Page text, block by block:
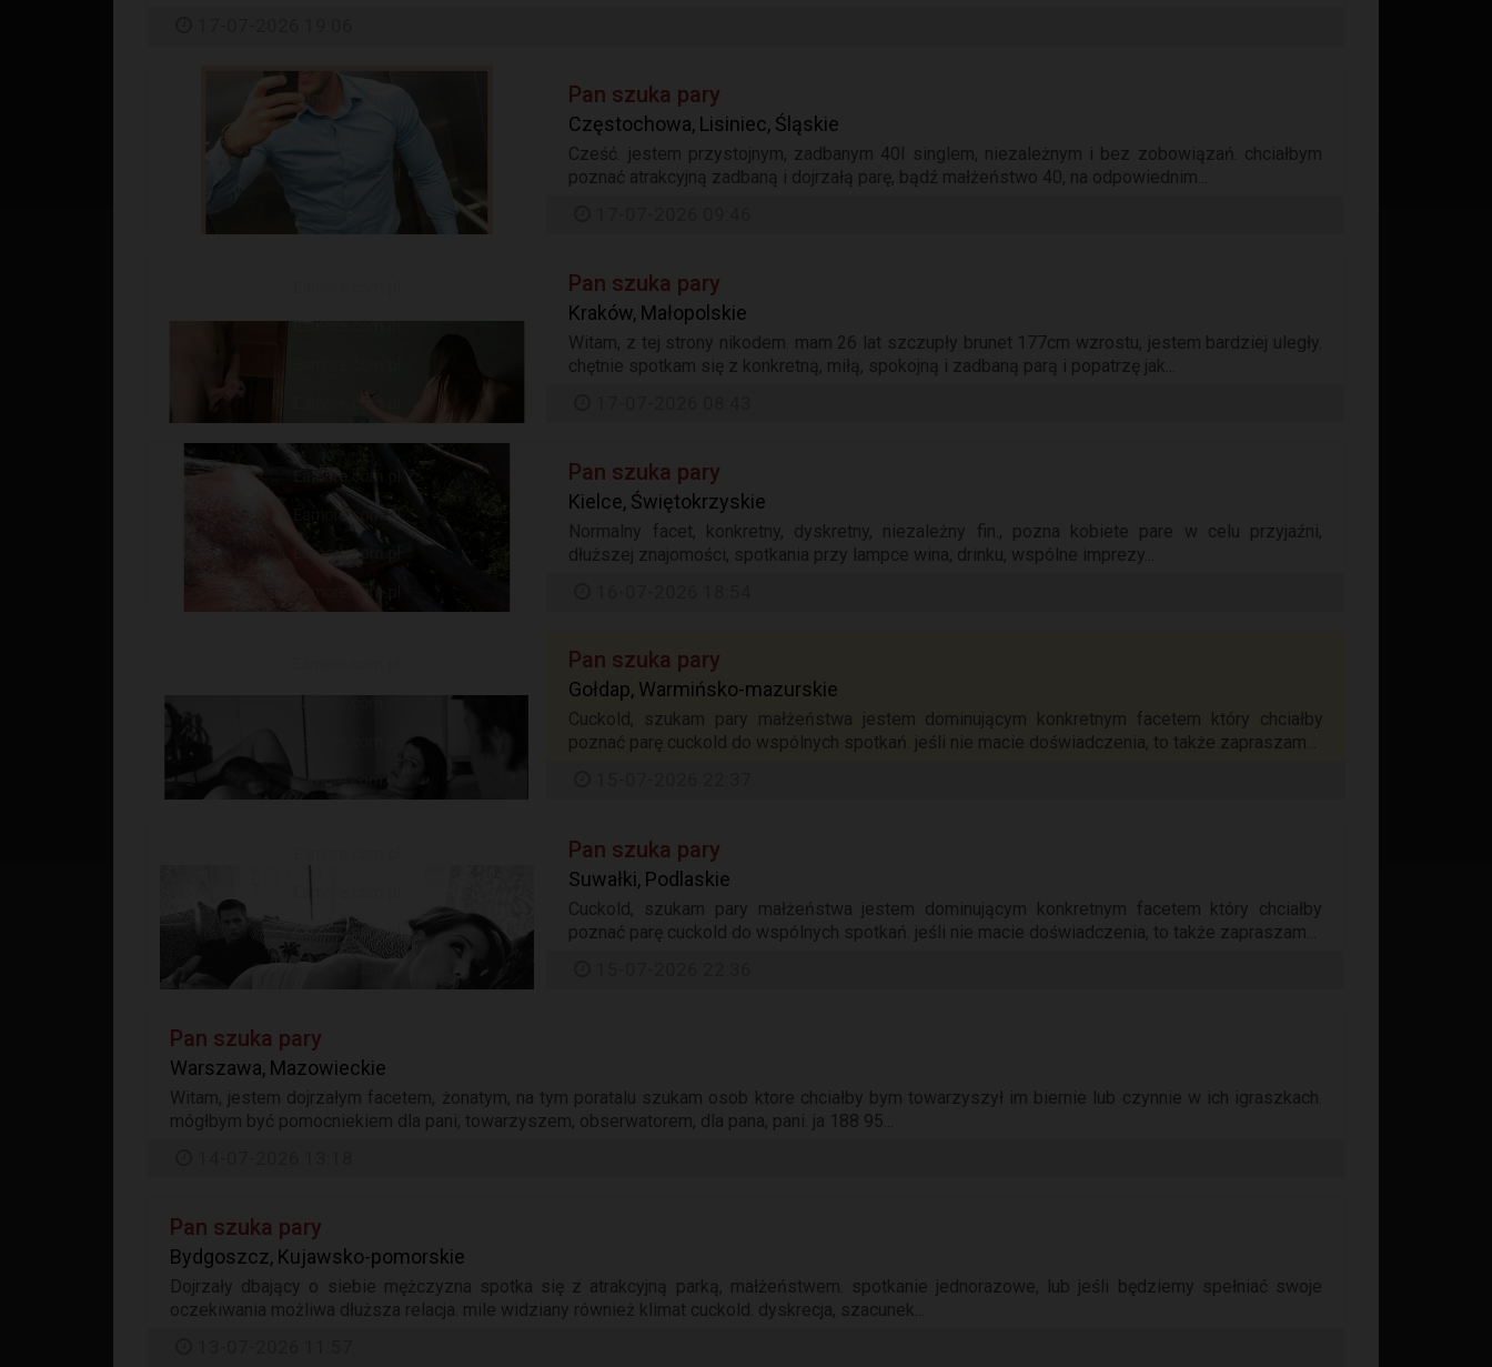
Pan szuka pary
Częstochowa, Lisiniec, Śląskie
Cześć. jestem przystojnym, zadbanym 40l singlem, niezależnym i bez zobowiązań. chciałbym
poznać atrakcyjną zadbaną i dojrzałą parę, bądź małżeństwo 40, na odpowiednim...
Pan szuka pary
Kraków, Małopolskie
Witam, z tej strony nikodem. mam 26 lat szczupły brunet 177cm wzrostu, jestem bardziej uległy.
chętnie spotkam się z konkretną, miłą, spokojną i zadbaną parą i popatrzę jak...
Pan szuka pary
Kielce, Świętokrzyskie
Normalny facet, konkretny, dyskretny, niezależny fin., pozna kobiete pare w celu przyjaźni,
dłuższej znajomości, spotkania przy lampce wina, drinku, wspólne imprezy...
Pan szuka pary
Gołdap, Warmińsko-mazurskie
Cuckold, szukam pary małżeństwa jestem dominującym konkretnym facetem który chciałby
poznać parę cuckold do wspólnych spotkań. jeśli nie macie doświadczenia, to także zapraszam...
Pan szuka pary
Suwałki, Podlaskie
Cuckold, szukam pary małżeństwa jestem dominującym konkretnym facetem który chciałby
poznać parę cuckold do wspólnych spotkań. jeśli nie macie doświadczenia, to także zapraszam...
Pan szuka pary
Warszawa, Mazowieckie
Witam, jestem dojrzałym facetem, żonatym, na tym poratalu szukam osob ktore chciałby bym towarzyszył im biernie lub czynnie w ich igraszkach.
mógłbym być pomocniekiem dla pani, towarzyszem, obserwatorem, dla pana, pani. ja 188 95...
Pan szuka pary
Bydgoszcz, Kujawsko-pomorskie
Dojrzały dbający o siebie mężczyzna spotka się z atrakcyjną parką, małżeństwem. spotkanie jednorazowe, lub jeśli będziemy spełniać swoje
oczekiwania możliwa dłuższa relacja. mile widziany również klimat cuckold. dyskrecja, szacunek...